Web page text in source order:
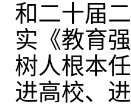
和二十届
实 《教育
树人根本
进高校、